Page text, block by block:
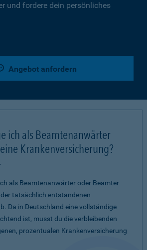
und fordere dein persönliches
Angebot anfordern
ich als Beamtenanwärter
Krankenversicherung?
als Beamtenanwärter oder Beamter
tatsächlich entstandenen
Da in Deutschland eine vollständige
ist, musst du die verbleibenden
prozentualen Krankenversicherung